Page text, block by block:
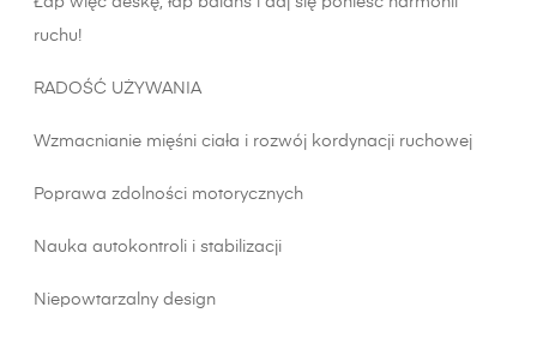
ruchu!
RADOŚĆ UŻYWANIA
Wzmacnianie mięśni ciała i rozwój kordynacji ruchowej
Poprawa zdolności motorycznych
Nauka autokontroli i stabilizacji
Niepowtarzalny design